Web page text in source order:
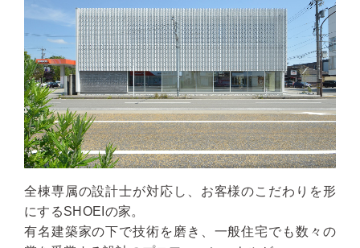
全棟専属の設計士が対応し、お客様のこだわりを形
にするSHOEIの家。
有名建築家の下で技術を磨き、一般住宅でも数々の